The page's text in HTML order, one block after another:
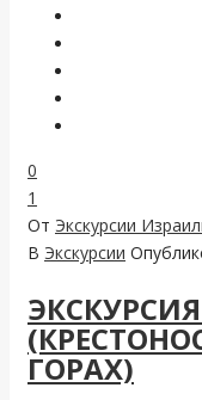
0
1
От Экскурсии
В Экскурсии
ГОРАХ)